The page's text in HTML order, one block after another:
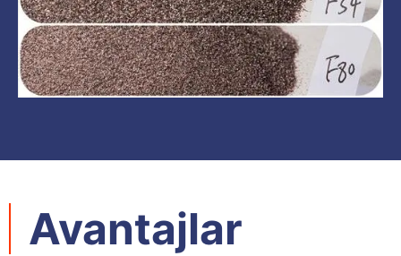
Avantajlar